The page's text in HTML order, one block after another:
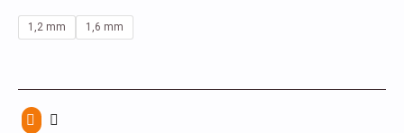
1,2 mm 1,6 mm
Sterilus